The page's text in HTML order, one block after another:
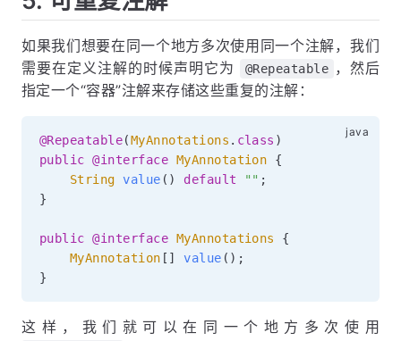
如果我们想要在同一个地方多次使用同一个注解，我们
需要在定义注解的时候声明它为
@Repeatable ，然后
指定一个“容器”注解来存储这些重复的注解：
@Repeatable(MyAnnotations . class )
public @interface MyAnnotation
{
String value ( ) default "" ;
}
public @interface MyAnnotations
{
MyAnnotation [ ] value ( ) ;
}
这样，我们就可以在同一个地方多次使用